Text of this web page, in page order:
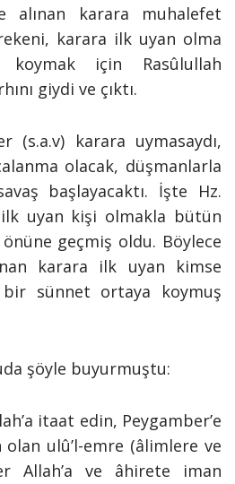
alınan karara muhalefet
karara ilk uyan olma
için Rasûlullah
giydi ve çıktı.
(s.a.v) karara uymasaydı,
olacak, düşmanlarla
başlayacaktı. İşte Hz.
uyan kişi olmakla bütün
geçmiş oldu. Böylece
karara ilk uyan kimse
bir sünnet ortaya koymuş
şöyle buyurmuştu:
itaat edin, Peygamber’e
ulû’l-emre (âlimlere ve
Allah’a ve âhirete iman